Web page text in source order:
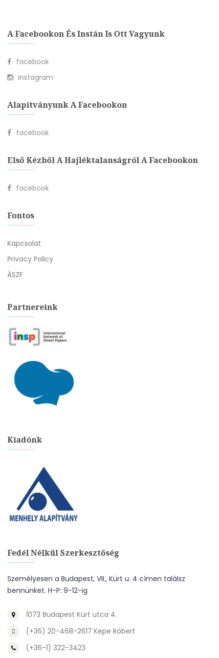
A Facebookon És Instán Is Ott Vagyunk
facebook
Instagram
Alapítványunk A Facebookon
facebook
Első Kézből A Hajléktalanságról A Facebookon
facebook
Fontos
Kapcsolat
Privacy Policy
ÁSZF
Partnereink
Kiadónk
Fedél Nélkül Szerkesztőség
Személyesen a Budapest, VII., Kürt u. 4 címen találsz
bennünket. H-P: 9-12-ig
1073 Budapest Kürt utca 4.
(+36) 20-468-2617 Kepe Róbert
(+36-1) 322-3423